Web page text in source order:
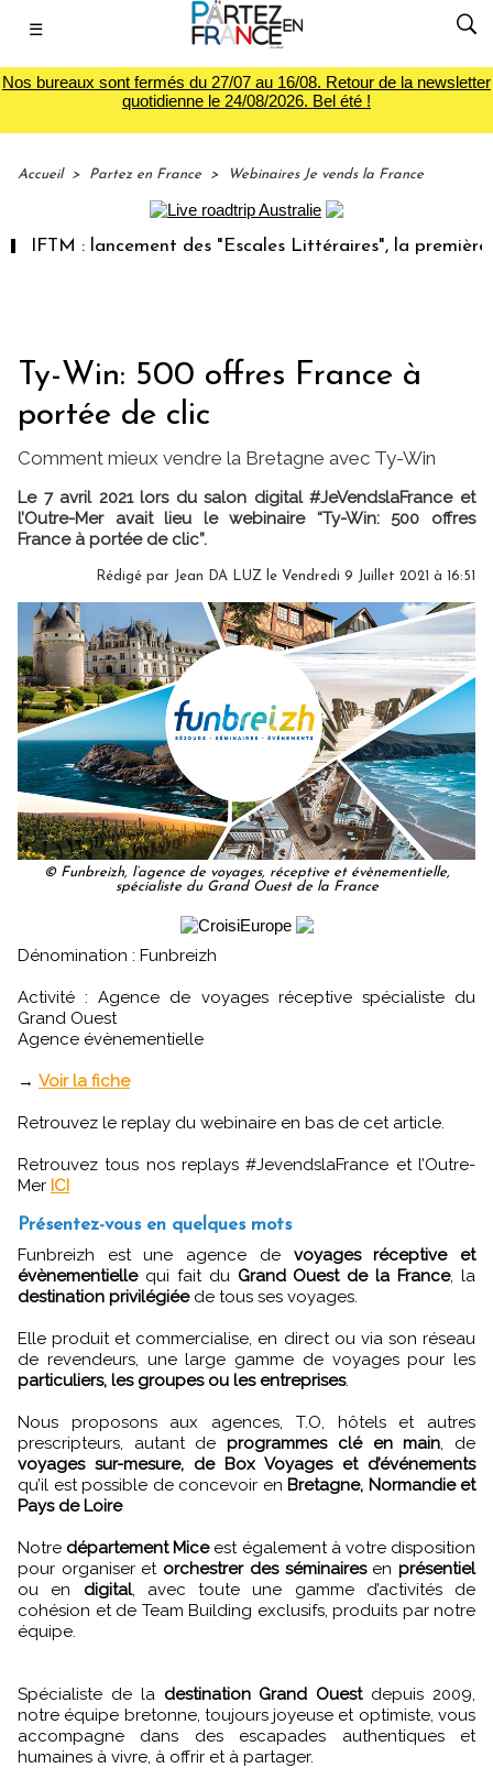
☰
Nos bureaux sont fermés du 27/07 au 16/08. Retour de la newsletter
quotidienne le 24/08/2026. Bel été !
Accueil > Partez en France > Webinaires Je vends la France
: lancement des "Escales Littéraires", la première
Ty-Win: 500 offres France à
portée de clic
Comment mieux vendre la Bretagne avec Ty-Win
Le 7 avril 2021 lors du salon digital #JeVendslaFrance et
l’Outre-Mer avait lieu le webinaire “Ty-Win: 500 offres
France à portée de clic”.
Rédigé par Jean DA LUZ le Vendredi 9 Juillet 2021 à 16:51
© Funbreizh, l’agence de voyages, réceptive et évènementielle,
spécialiste du Grand Ouest de la France
Dénomination : Funbreizh
Activité : Agence de voyages réceptive spécialiste du
Grand Ouest
Agence évènementielle
→ Voir la fiche
Retrouvez le replay du webinaire en bas de cet article.
Retrouvez tous nos replays #JevendslaFrance et l’Outre-
Mer ICI
Présentez-vous en quelques mots
Funbreizh est une agence de voyages réceptive et
évènementiellequi fait du Grand Ouest de la France, la
destination privilégiéede tous ses voyages.
Elle produit et commercialise, en direct ou via son réseau
de revendeurs, une large gamme de voyages pour les
particuliers, les groupes ou les entreprises.
Nous proposons aux agences, T.O, hôtels et autres
prescripteurs, autant deprogrammes clé en main , de
voyages sur-mesure, de Box Voyages et d’événements
qu’il est possible de concevoir en Bretagne, Normandie et
Pays de Loire
Notre département Miceest également à votre disposition
pour organiser et orchestrer des séminairesenprésentiel
ou en digital, avec toute une gamme d’activités de
cohésion et de Team Building exclusifs, produits par notre
équipe.
Spécialiste de la destination Grand Ouestdepuis 2009,
notre équipe bretonne, toujours joyeuse et optimiste, vous
accompagne dans des escapades authentiques et
humaines à vivre, à offrir et à partager.